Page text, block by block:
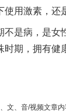
使用激素，还
病，是女性
期，拥有健
、文、音/视频文章